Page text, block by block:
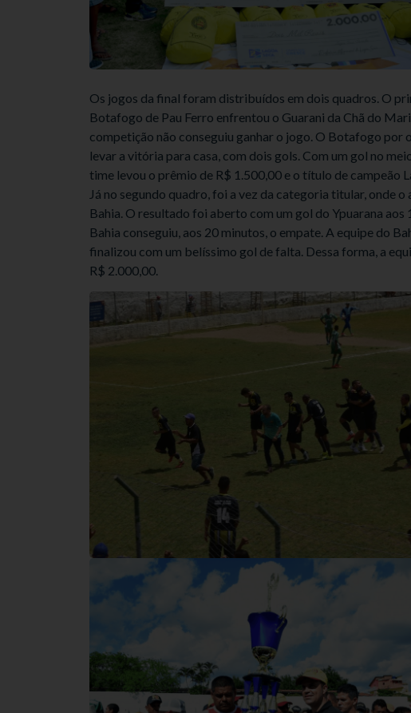
Os jogos da final foram distribuídos em dois quadros. O
Botafogo de Pau Ferro enfrentou o Guarani da Chã do
competição não conseguiu ganhar o jogo. O Botafogo por
levar a vitória para casa, com dois gols. Com um gol no
time levou o prêmio de R$ 1.500,00 e o título de campeão
Já no segundo quadro, foi a vez da categoria titular, onde
Bahia. O resultado foi aberto com um gol do Ypuarana
Bahia conseguiu, aos 20 minutos, o empate. A equipe do
finalizou com um belíssimo gol de falta. Dessa forma, a
R$ 2.000,00.